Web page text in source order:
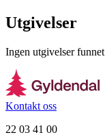
Utgivelser
Ingen utgivelser funnet
Kontakt oss
22 03 41 00